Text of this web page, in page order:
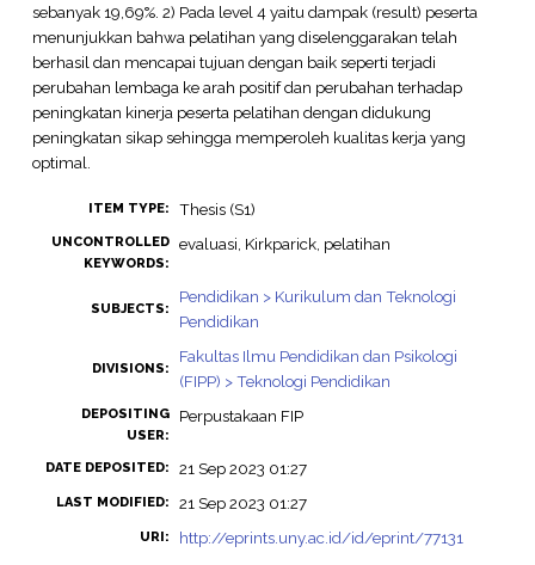
sebanyak 19,69%. 2) Pada level 4 yaitu dampak (result) peserta
menunjukkan bahwa pelatihan yang diselenggarakan telah
berhasil dan mencapai tujuan dengan baik seperti terjadi
perubahan lembaga ke arah positif dan perubahan terhadap
peningkatan kinerja peserta pelatihan dengan didukung
peningkatan sikap sehingga memperoleh kualitas kerja yang
optimal.
ITEM TYPE: Thesis (S1)
UNCONTROLLED
KEYWORDS:
evaluasi, Kirkparick, pelatihan
SUBJECTS:
Pendidikan > Kurikulum dan Teknologi
Pendidikan
DIVISIONS:
Fakultas Ilmu Pendidikan dan Psikologi
(FIPP) > Teknologi Pendidikan
DEPOSITING
USER:
Perpustakaan FIP
DATE DEPOSITED: 21 Sep 2023 01:27
LAST MODIFIED: 21 Sep 2023 01:27
URI: http://eprints.uny.ac.id/id/eprint/77131